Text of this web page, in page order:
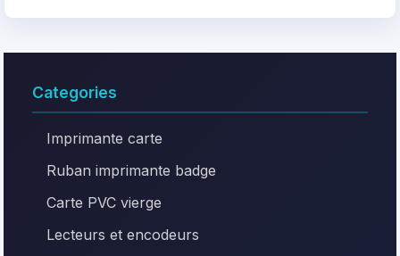
Categories
Imprimante carte
Ruban imprimante badge
Carte PVC vierge
Lecteurs et encodeurs